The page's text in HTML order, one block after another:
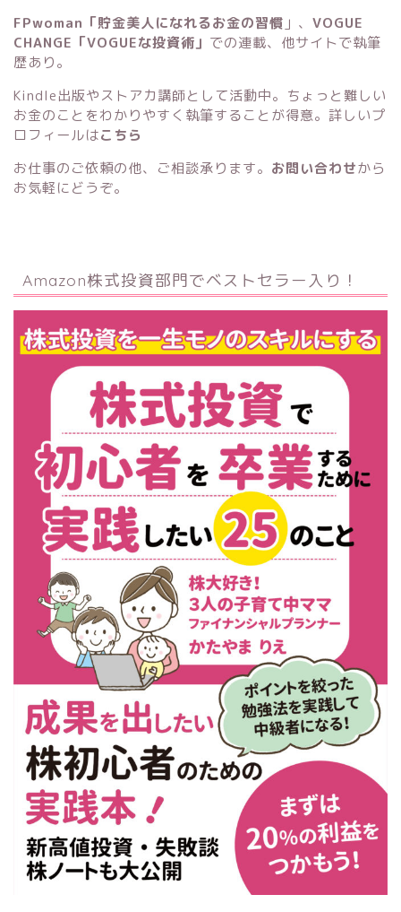
FPwoman「貯金美人になれるお金の習慣 」 、 VOGUE
CHANGE「VOGUEな投資術」 での連載、他サイトで執筆
歴あり。
Kindle出版やストアカ講師として活動中。ちょっと難しい
お金のことをわかりやすく執筆することが得意。詳しいプ
ロフィールはこちら
お仕事のご依頼の他、ご相談承ります。 お問い合わせから
お気軽にどうぞ。
Amazon株式投資部門でベストセラー入り！